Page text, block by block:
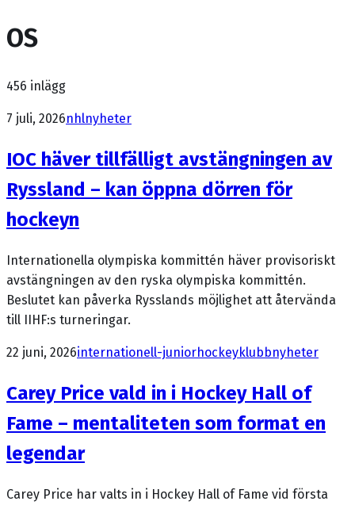
OS
456 inlägg
7 juli, 2026nhlnyheter
IOC häver tillfälligt avstängningen av
Ryssland – kan öppna dörren för
hockeyn
Internationella olympiska kommittén häver provisoriskt
avstängningen av den ryska olympiska kommittén.
Beslutet kan påverka Rysslands möjlighet att återvända
till IIHF:s turneringar.
22 juni, 2026internationell-juniorhockeyklubbnyheter
Carey Price vald in i Hockey Hall of
Fame – mentaliteten som format en
legendar
Carey Price har valts in i Hockey Hall of Fame vid första